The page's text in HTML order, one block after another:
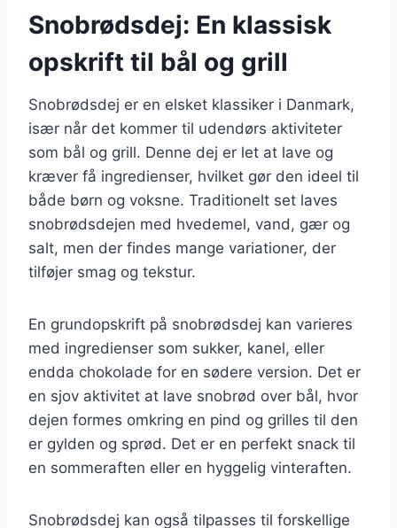
Snobrødsdej: En klassisk
opskrift til bål og grill
Snobrødsdej er en elsket klassiker i Danmark,
især når det kommer til udendørs aktiviteter
som bål og grill. Denne dej er let at lave og
kræver få ingredienser, hvilket gør den ideel til
både børn og voksne. Traditionelt set laves
snobrødsdejen med hvedemel, vand, gær og
salt, men der findes mange variationer, der
tilføjer smag og tekstur.
En grundopskrift på snobrødsdej kan varieres
med ingredienser som sukker, kanel, eller
endda chokolade for en sødere version. Det er
en sjov aktivitet at lave snobrød over bål, hvor
dejen formes omkring en pind og grilles til den
er gylden og sprød. Det er en perfekt snack til
en sommeraften eller en hyggelig vinteraften.
Snobrødsdej kan også tilpasses til forskellige